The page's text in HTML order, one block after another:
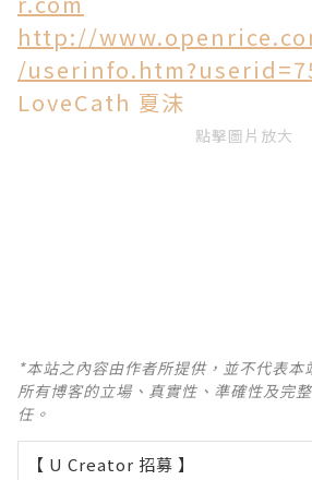
http://
/
LoveCath 夏沫
點擊圖片放大
*本站之內容由作者所提供，並不代表
所有博客的立場、真實性、準確性及完
任。
【 U Creator 招募 】